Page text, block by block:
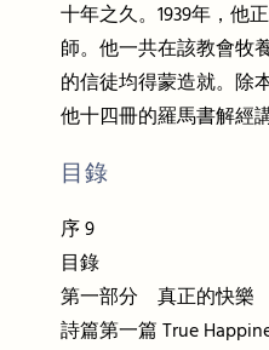
十年之久。1939年，他
師。他一共在該教會牧
的信徒均得蒙造就。除
他十四冊的羅馬書解經
目錄
序 9
目錄
第一部分 真正的快樂
詩篇第一篇 True